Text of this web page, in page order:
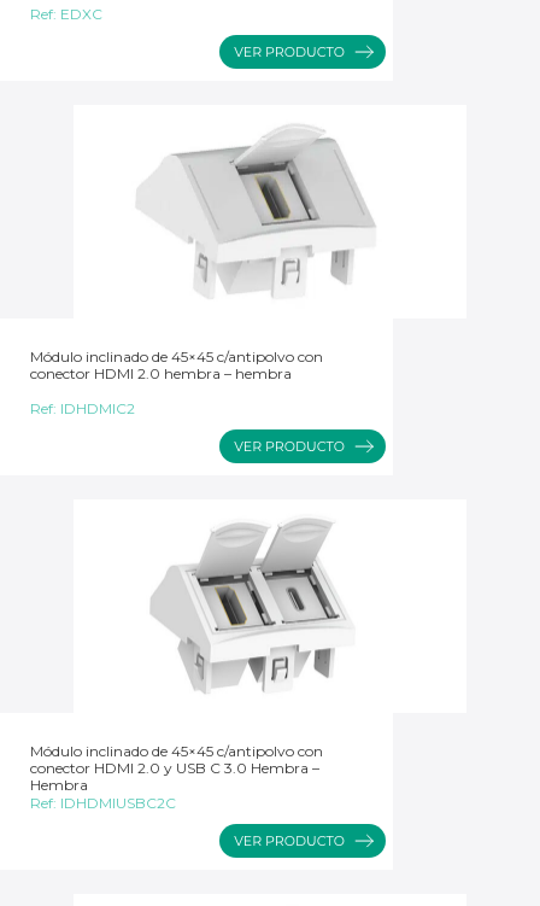
Ref: EDXC
Módulo inclinado de 45×45 c/antipolvo con
conector HDMI 2.0 hembra – hembra
Ref: IDHDMIC2
Módulo inclinado de 45×45 c/antipolvo con
conector HDMI 2.0 y USB C 3.0 Hembra –
Hembra
Ref: IDHDMIUSBC2C